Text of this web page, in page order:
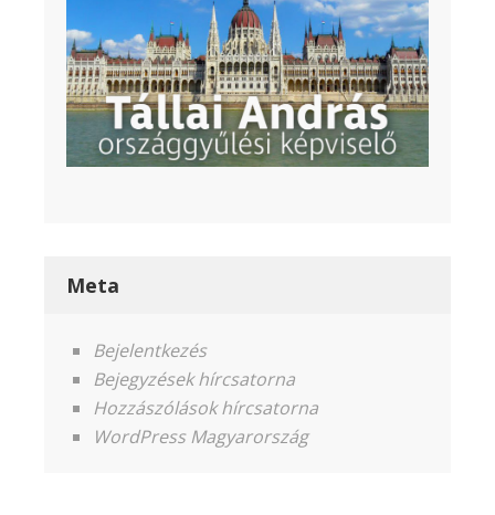
Meta
Bejelentkezés
Bejegyzések hírcsatorna
Hozzászólások hírcsatorna
WordPress Magyarország